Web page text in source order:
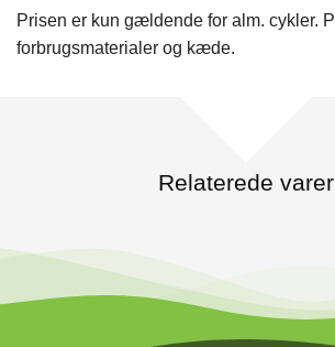
Prisen er kun gældende for alm. cykler.
forbrugsmaterialer og kæde.
Relaterede varer